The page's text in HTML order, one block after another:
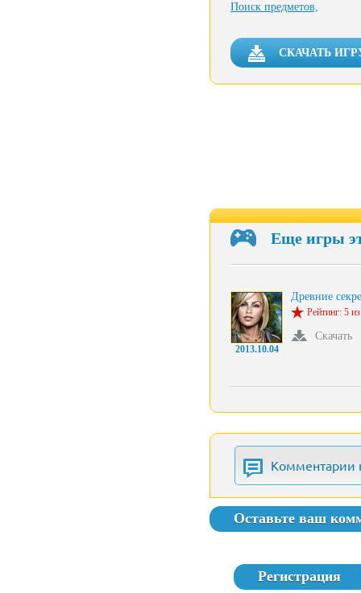
Поиск предметов,
СКАЧАТЬ
Еще игры
2013.10.04
Древние
Рейтинг: 5
Скачать
Комментарии
Оставьте ваш
Регистрация